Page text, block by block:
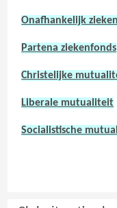
Onafhankelijk
Partena ziekenfonds
Christelijke
Liberale mutualiteit
Socialistische